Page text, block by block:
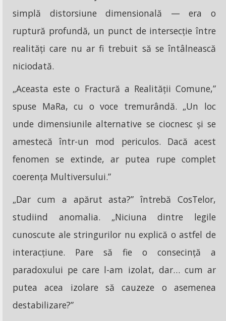
simplă distorsiune dimensională — era o
ruptură profundă, un punct de intersecție între
realități care nu ar fi trebuit să se întâlnească
niciodată.
„Aceasta este o Fractură a Realității Comune,”
spuse MaRa, cu o voce tremurândă. „Un loc
unde dimensiunile alternative se ciocnesc și se
amestecă într-un mod periculos. Dacă acest
fenomen se extinde, ar putea rupe complet
coerența Multiversului.”
„Dar cum a apărut asta?” întrebă CosTelor,
studiind anomalia. „Niciuna dintre legile
cunoscute ale stringurilor nu explică o astfel de
interacțiune. Pare să fie o consecință a
paradoxului pe care l-am izolat, dar… cum ar
putea acea izolare să cauzeze o asemenea
destabilizare?”